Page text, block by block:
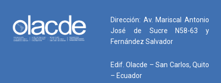
Dirección: Av. Mariscal Antonio
José de Sucre N58-63 y
Fernández Salvador
Edif. Olacde – San Carlos, Quito
– Ecuador